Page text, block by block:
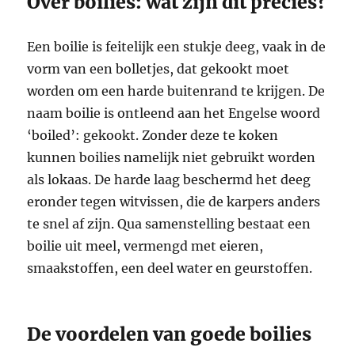
Een boilie is feitelijk een stukje deeg, vaak in de
vorm van een bolletjes, dat gekookt moet
worden om een harde buitenrand te krijgen. De
naam boilie is ontleend aan het Engelse woord
‘boiled’: gekookt. Zonder deze te koken
kunnen boilies namelijk niet gebruikt worden
als lokaas. De harde laag beschermd het deeg
eronder tegen witvissen, die de karpers anders
te snel af zijn. Qua samenstelling bestaat een
boilie uit meel, vermengd met eieren,
smaakstoffen, een deel water en geurstoffen.
De voordelen van goede boilies